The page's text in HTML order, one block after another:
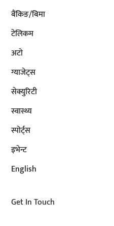
बैंकिङ/बिमा
टेलिकम
अटाे
ग्याजेट्स
सेक्युरिटी
स्वास्थ्य
स्पोर्ट्स
इभेन्ट
English
Get In Touch